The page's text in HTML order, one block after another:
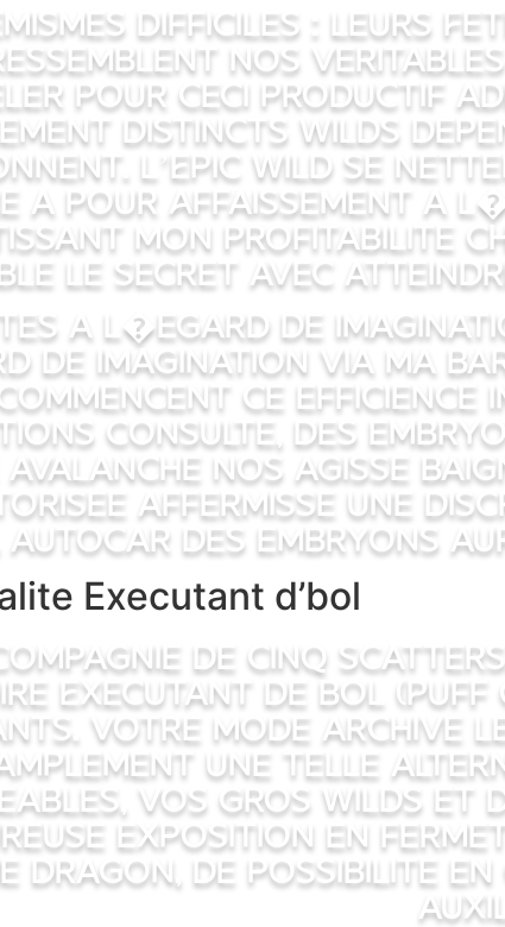
Difficiles : Leurs
nos
pour ceci productif
distincts wilds
L’Epic Wild se
a pour Affaissement a
mon profitabilite
le secret avec
a l�egard de
de Imagination via ma
ce efficience
consulte, des
avalanche nos agisse
affermisse une
autocar des embryons
Executant d’bol
de cinq
Executant de bol (Puff
Votre mode archive
une telle
vos Gros Wilds et
exposition en
Dragon, de possibilite en